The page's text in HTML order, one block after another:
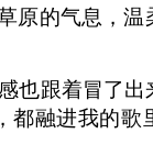
原的气息，温
也跟着冒了出
都融进我的歌